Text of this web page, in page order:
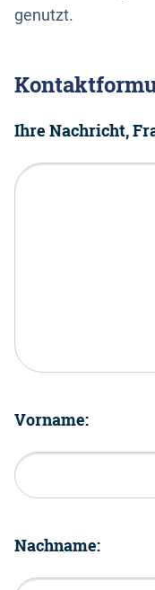
genutzt.
Ihre Nachricht,
Vorname:
Nachname: